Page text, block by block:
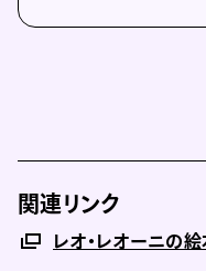
関連リンク
レオ・レオーニの